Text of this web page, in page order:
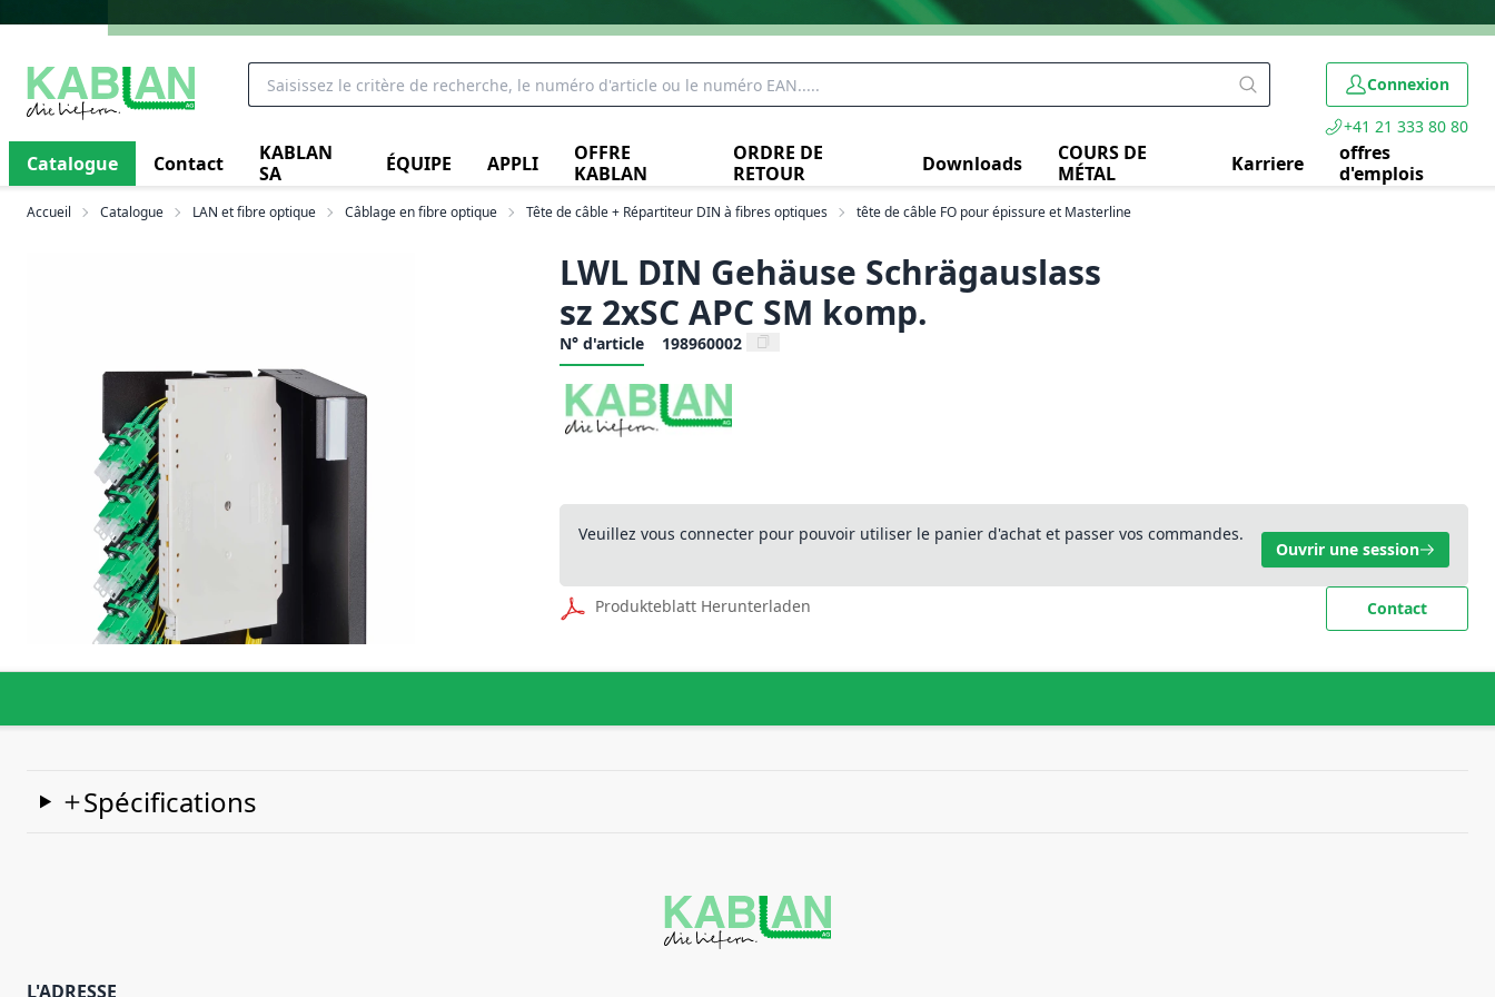
Connexion
+41 21 333 80 80
Catalogue Contact
KABLAN
SA
ÉQUIPE APPLI
OFFRE
KABLAN
ORDRE DE
RETOUR
Downloads
COURS DE
MÉTAL
Karriere
offres
d'emplois
Accueil Catalogue LAN et fibre optique Câblage en fibre optique Tête de câble + Répartiteur DIN à fibres optiques tête de câble FO pour épissure et Masterline
LWL DIN Gehäuse Schrägauslass
sz 2xSC APC SM komp.
N° d'article 198960002
Veuillez vous connecter pour pouvoir utiliser le panier d'achat et passer vos commandes.
Ouvrir une session
Produkteblatt Herunterladen Contact
Spécifications
L'ADRESSE